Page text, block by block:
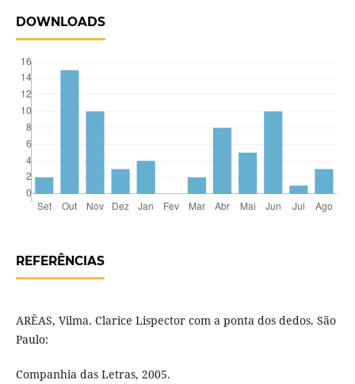
DOWNLOADS
REFERÊNCIAS
ARÊAS, Vilma. Clarice Lispector com a ponta dos dedos. São
Paulo:
Companhia das Letras, 2005.